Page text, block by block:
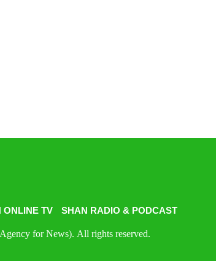
ONLINE TV SHAN RADIO & PODCAST
for News). All rights reserved.